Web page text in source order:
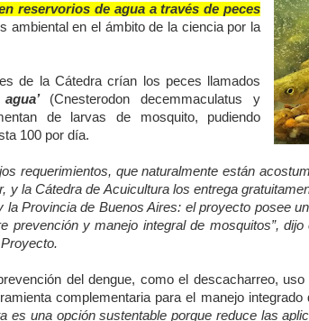
reservorios de agua a través de peces
ambiental en el ámbito de la ciencia por la
de la Cátedra crían los peces llamados
(Cnesterodon decemmaculatus y
de larvas de mosquito, pudiendo
100 por día.
requerimientos, que naturalmente están
y la Cátedra de Acuicultura los entrega
Provincia de Buenos Aires: el proyecto posee
prevención y manejo integral de mosquitos”, dijo
del dengue, como el descacharreo,
complementaria para el manejo
es una opción sustentable porque reduce las